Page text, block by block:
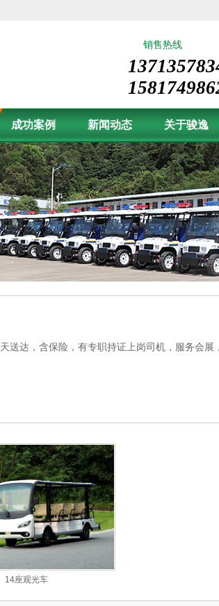
销售热线
成功案例 新闻动态 关于骏逸
送达，含保险，有专职持证上岗司机，服务会展
14座观光车